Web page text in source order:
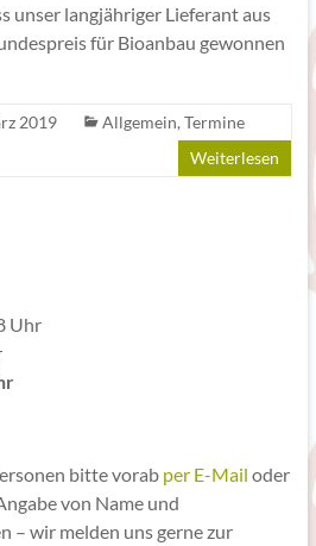
unser langjähriger Lieferant aus
für Bioanbau gewonnen
2019 Allgemein, Termine
Weiterlesen
Uhr
bitte vorab per E-Mail oder
von Name und
– wir melden uns gerne zur